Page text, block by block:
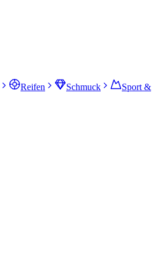
Reifen Schmuck
Sport &